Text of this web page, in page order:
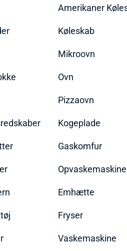
Amerikaner
Køleskab
Mikroovn
Ovn
Pizzaovn
Kogeplade
Gaskomfur
Opvaskemaskine
Emhætte
Fryser
Vaskemaskine